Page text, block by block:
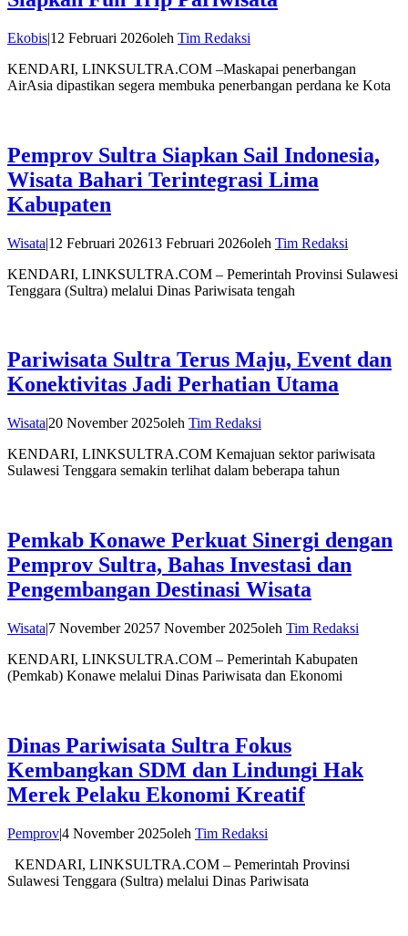
Ekobis|12 Februari 2026oleh Tim Redaksi
KENDARI, LINKSULTRA.COM –Maskapai penerbangan
AirAsia dipastikan segera membuka penerbangan perdana ke Kota
Pemprov Sultra Siapkan Sail Indonesia,
Wisata Bahari Terintegrasi Lima
Kabupaten
Wisata|12 Februari 202613 Februari 2026oleh Tim Redaksi
KENDARI, LINKSULTRA.COM – Pemerintah Provinsi Sulawesi
Tenggara (Sultra) melalui Dinas Pariwisata tengah
Pariwisata Sultra Terus Maju, Event dan
Konektivitas Jadi Perhatian Utama
Wisata|20 November 2025oleh Tim Redaksi
KENDARI, LINKSULTRA.COM Kemajuan sektor pariwisata
Sulawesi Tenggara semakin terlihat dalam beberapa tahun
Pemkab Konawe Perkuat Sinergi dengan
Pemprov Sultra, Bahas Investasi dan
Pengembangan Destinasi Wisata
Wisata|7 November 20257 November 2025oleh Tim Redaksi
KENDARI, LINKSULTRA.COM – Pemerintah Kabupaten
(Pemkab) Konawe melalui Dinas Pariwisata dan Ekonomi
Dinas Pariwisata Sultra Fokus
Kembangkan SDM dan Lindungi Hak
Merek Pelaku Ekonomi Kreatif
Pemprov|4 November 2025oleh Tim Redaksi
KENDARI, LINKSULTRA.COM – Pemerintah Provinsi
Sulawesi Tenggara (Sultra) melalui Dinas Pariwisata